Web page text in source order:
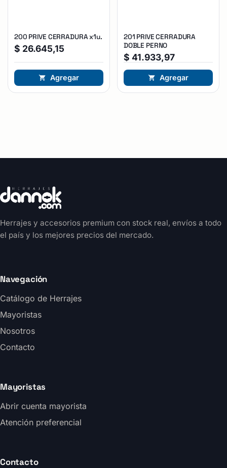
200 PRIVE CERRADURA x1u.
$ 26.645,15
Agregar
201 PRIVE CERRADURA
DOBLE PERNO
$ 41.933,97
Agregar
Herrajes y accesorios premium con stock real, envíos a todo
el país y los mejores precios del mercado.
Navegación
Catálogo de Herrajes
Mayoristas
Nosotros
Contacto
Mayoristas
Abrir cuenta mayorista
Atención preferencial
Contacto